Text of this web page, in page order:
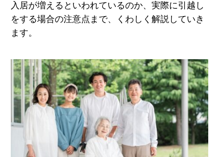
入居が増えるといわれているのか、実際に引越し
をする場合の注意点まで、くわしく解説していき
ます。